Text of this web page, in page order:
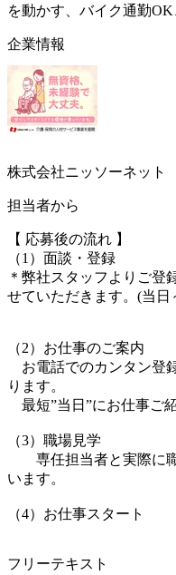
を動かす、バイク通勤
企業情報
株式会社ニッソーネット
担当者から
【 応募後の流れ 】
（1）面談・登録
＊弊社スタッフよりご登
せていただきます。(当日
（2）お仕事のご案内
お電話でのカンタン登
ります。
最短”当日”にお仕事ご
（3）職場見学
専任担当者と実際に職
います。
（4）お仕事スタート
フリーテキスト